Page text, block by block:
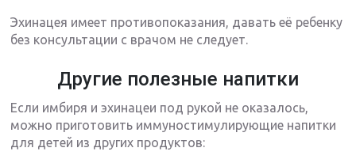
Эхинацея имеет противопоказания, давать её ребенку
без консультации с врачом не следует.
Другие полезные напитки
Если имбиря и эхинацеи под рукой не оказалось,
можно приготовить иммуностимулирующие напитки
для детей из других продуктов: